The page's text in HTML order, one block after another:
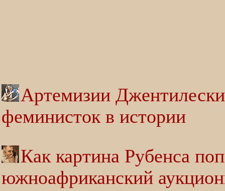
Артемизии
феминисток в истории
Как картина Рубенса
южноафриканский